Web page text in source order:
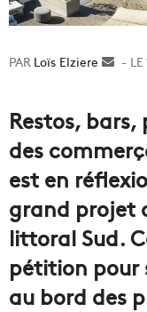
Loïs Elziere
Restos, bars,
des
est en
grand projet
littoral Sud.
pétition pour
au bord des